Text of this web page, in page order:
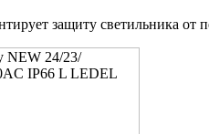
защиту светильника от